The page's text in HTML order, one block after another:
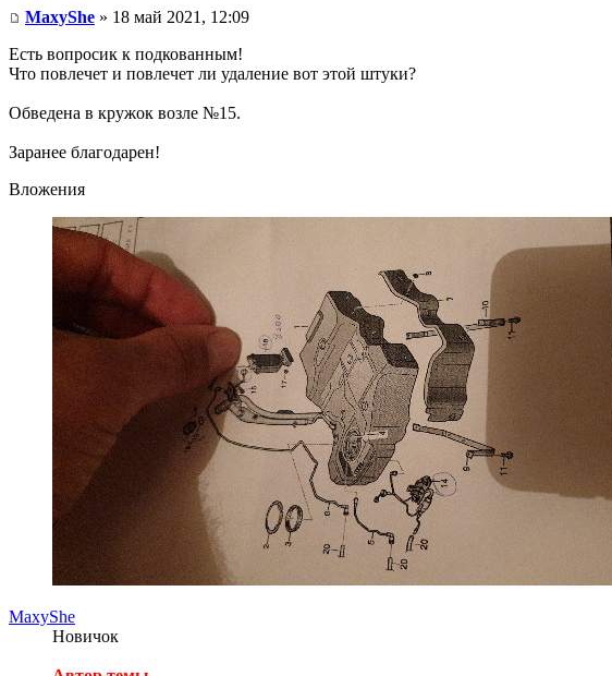
MaxyShe » 18 май 2021, 12:09
Есть вопросик к подкованным!
Что повлечет и повлечет ли удаление вот этой штуки?
Обведена в кружок возле №15.
Заранее благодарен!
Вложения
MaxyShe
Новичок